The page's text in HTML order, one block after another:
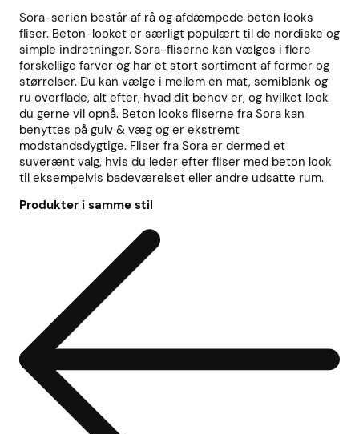
Sora-serien består af rå og afdæmpede beton looks
fliser. Beton-looket er særligt populært til de nordiske og
simple indretninger. Sora-fliserne kan vælges i flere
forskellige farver og har et stort sortiment af former og
størrelser. Du kan vælge i mellem en mat, semiblank og
ru overflade, alt efter, hvad dit behov er, og hvilket look
du gerne vil opnå. Beton looks fliserne fra Sora kan
benyttes på gulv & væg og er ekstremt
modstandsdygtige. Fliser fra Sora er dermed et
suverænt valg, hvis du leder efter fliser med beton look
til eksempelvis badeværelset eller andre udsatte rum.
Produkter i samme stil